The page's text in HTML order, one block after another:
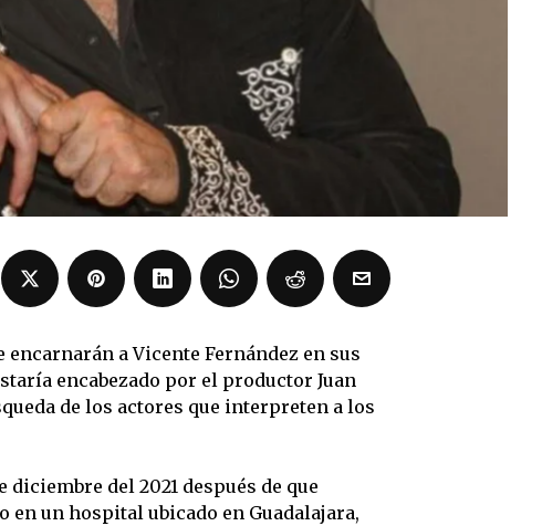
a Vicente Fernández en sus
encabezado por el productor Juan
de los actores que interpreten a los
del 2021 después de que
un hospital ubicado en Guadalajara,